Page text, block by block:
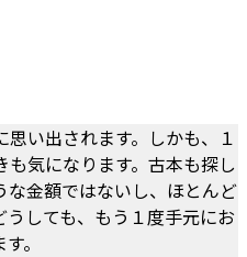
い出されます。しかも、１
気になります。古本も探し
な金額ではないし、ほとんど
しても、もう１度手元にお
。